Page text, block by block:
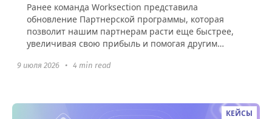
Ранее команда Worksection представила
обновление Партнерской программы, которая
позволит нашим партнерам расти еще быстрее,
увеличивая свою прибыль и помогая другим
9 июля 2026 • 4 min read
КЕЙСЫ